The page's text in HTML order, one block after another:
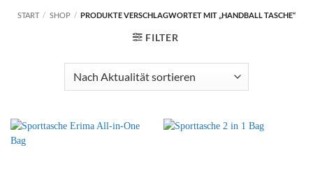
START / SHOP / PRODUKTE VERSCHLAGWORTET MIT „HANDBALL TASCHE“
FILTER